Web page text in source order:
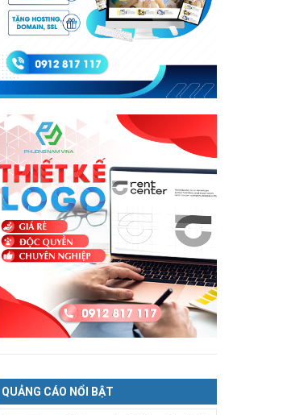
QUẢNG CÁO NỔI BẬT